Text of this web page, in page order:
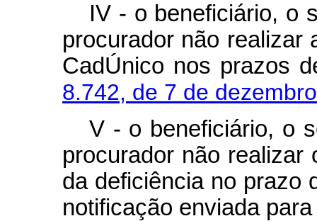
IV - o beneficiário, o
procurador não realizar
CadÚnico nos prazos
8.742, de 7 de
V - o beneficiário, o
procurador não realizar
da deficiência no prazo
notificação enviada